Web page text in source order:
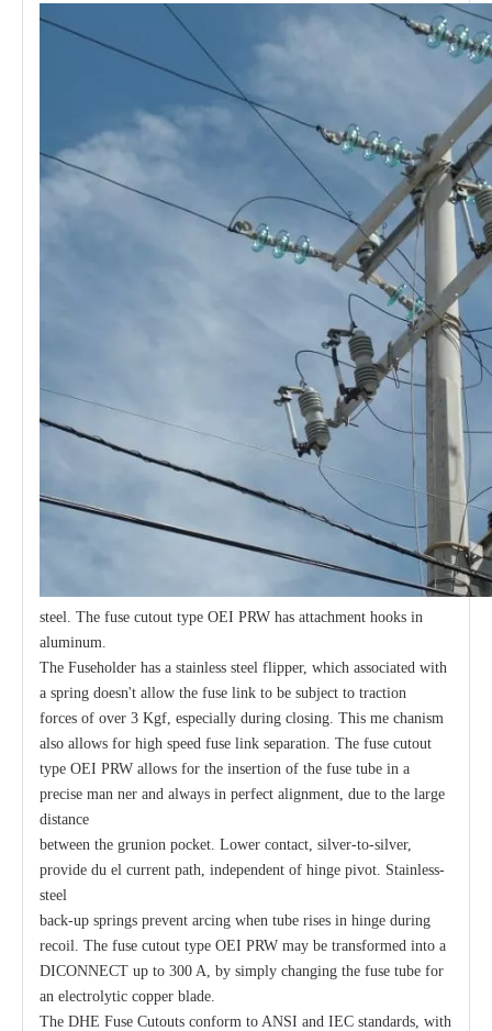
steel. The fuse cutout type OEI PRW has attachment hooks in
aluminum.
The Fuseholder has a stainless steel flipper, which associated with
a spring doesn't allow the fuse link to be subject to traction
forces of over 3 Kgf, especially during closing. This me chanism
also allows for high speed fuse link separation. The fuse cutout
type OEI PRW allows for the insertion of the fuse tube in a
precise man ner and always in perfect alignment, due to the large
distance
between the grunion pocket. Lower contact, silver-to-silver,
provide du el current path, independent of hinge pivot. Stainless-
steel
back-up springs prevent arcing when tube rises in hinge during
recoil. The fuse cutout type OEI PRW may be transformed into a
DICONNECT up to 300 A, by simply changing the fuse tube for
an electrolytic copper blade.
The DHE Fuse Cutouts conform to ANSI and IEC standards, with